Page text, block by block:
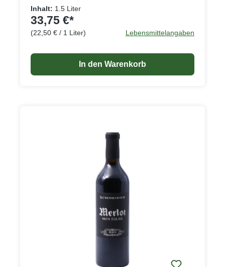
in der Nase zeigt der Wein reife und konzentrierte
Fruchtaromen dunkler Beeren, die vollmundig und
weich auch am Gaumen dominieren. Eine feine
Schokolade runden das Gesamtbild des recht
nachhaltigen Weines ab. Ideal passt er zu
kräftigen, nicht zu würzigen Speisen, ist aber auch
Inhalt: 1.5 Liter
33,75 €*
(22,50 € / 1 Liter) Lebensmittelangaben
In den Warenkorb